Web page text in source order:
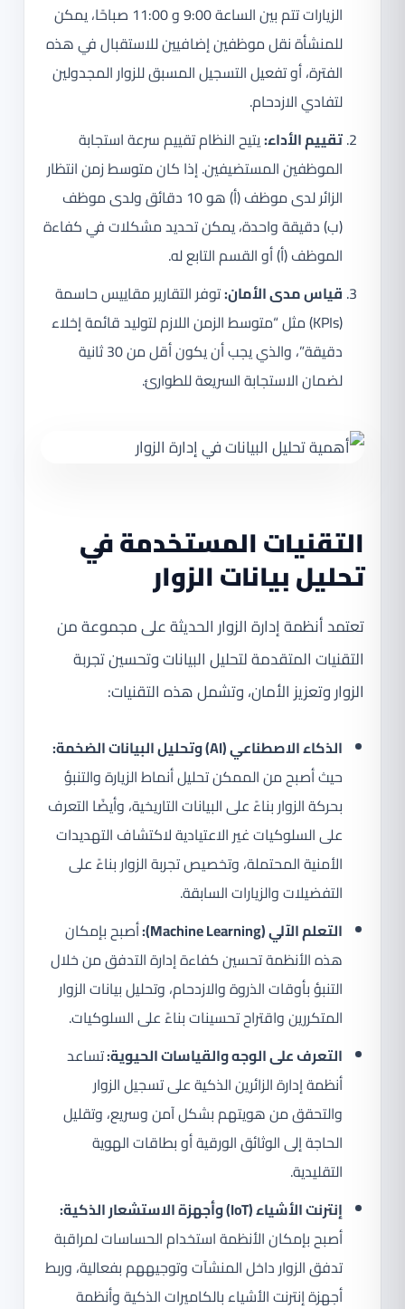
الزيارات تتم بين الساعة 9:00 و 11:00 صباحًا، يمكن
للمنشأة نقل موظفين إضافيين للاستقبال في هذه
الفترة، أو تفعيل التسجيل المسبق للزوار المجدولين
لتفادي الازدحام.
تقييم الأداء:يتيح النظام تقييم سرعة استجابة
الموظفين المستضيفين. إذا كان متوسط زمن انتظار
الزائر لدى موظف (أ) هو 10 دقائق ولدى موظف
(ب) دقيقة واحدة، يمكن تحديد مشكلات في كفاءة
الموظف (أ) أو القسم التابع له.
قياس مدى الأمان:توفر التقارير مقاييس حاسمة
(KPIs) مثل “متوسط الزمن اللازم لتوليد قائمة إخلاء
دقيقة”، والذي يجب أن يكون أقل من 30 ثانية
لضمان الاستجابة السريعة للطوارئ.
التقنيات المستخدمة في
تحليل بيانات الزوار
تعتمد أنظمة إدارة الزوار الحديثة على مجموعة من
التقنيات المتقدمة لتحليل البيانات وتحسين تجربة
الزوار وتعزيز الأمان، وتشمل هذه التقنيات:
الذكاء الاصطناعي (AI) وتحليل البيانات الضخمة:
حيث أصبح من الممكن تحليل أنماط الزيارة والتنبؤ
بحركة الزوار بناءً على البيانات التاريخية، وأيضًا التعرف
على السلوكيات غير الاعتيادية لاكتشاف التهديدات
الأمنية المحتملة، وتخصيص تجربة الزوار بناءً على
التفضيلات والزيارات السابقة.
التعلم الآلي (Machine Learning):
أصبح بإمكان
هذه الأنظمة تحسين كفاءة إدارة التدفق من خلال
التنبؤ بأوقات الذروة والازدحام، وتحليل بيانات الزوار
المتكررين واقتراح تحسينات بناءً على السلوكيات.
التعرف على الوجه والقياسات الحيوية:تساعد
أنظمة إدارة الزائرين الذكية على تسجيل الزوار
والتحقق من هويتهم بشكل آمن وسريع، وتقليل
الحاجة إلى الوثائق الورقية أو بطاقات الهوية
التقليدية.
إنترنت الأشياء (IoT) وأجهزة الاستشعار الذكية:
أصبح بإمكان الأنظمة استخدام الحساسات لمراقبة
تدفق الزوار داخل المنشآت وتوجيههم بفعالية، وربط
أجهزة إنترنت الأشياء بالكاميرات الذكية وأنظمة